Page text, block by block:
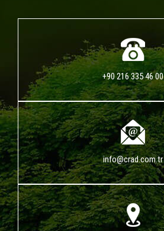
+90 216 335 46 00
info@crad.com.tr